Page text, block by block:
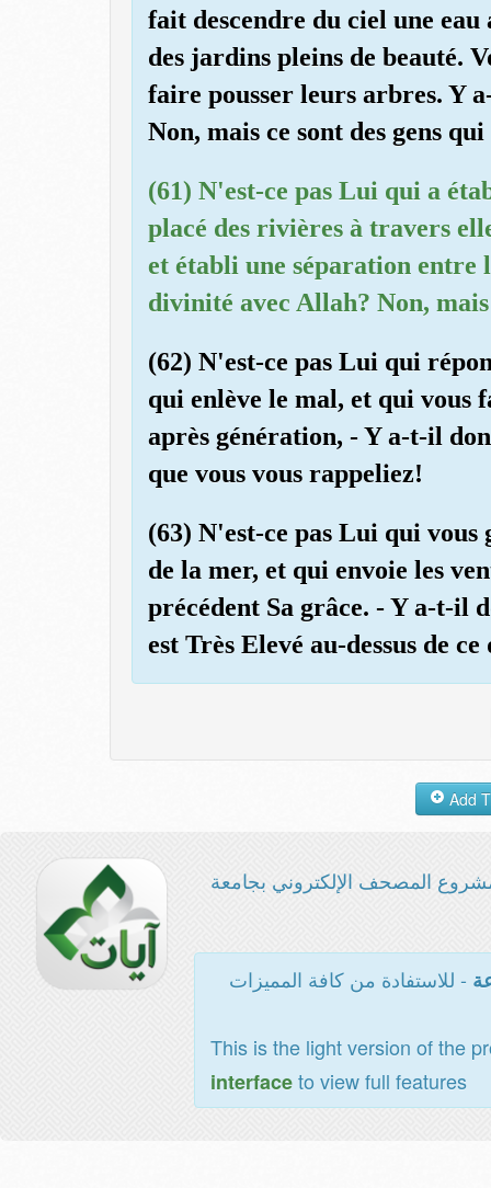
fait descendre du ciel une
des jardins pleins de beauté.
faire pousser leurs arbres. Y
Non, mais ce sont des gens
(61) N'est-ce pas Lui qui a
placé des rivières à travers
et établi une séparation entre
divinité avec Allah? Non,
(62) N'est-ce pas Lui qui
qui enlève le mal, et qui vous
après génération, - Y a-t-il
que vous vous rappeliez!
(63) N'est-ce pas Lui qui vous
de la mer, et qui envoie les
précédent Sa grâce. - Y a-t-il
est Très Elevé au-dessus de
المصحف الإلكتروني بجامعة
- للاستفادة من كافة المميزات
This is the light version of the
interfaceto view full features